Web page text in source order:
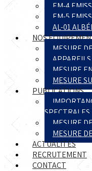
EM-4
EM-5
AL-01
NOS
MESURE
MESURE
MESURE
PUBLICATIONS
SPECTRALES
MESURE
MESURE
ACTUALITÉS
RECRUTEMENT
CONTACT